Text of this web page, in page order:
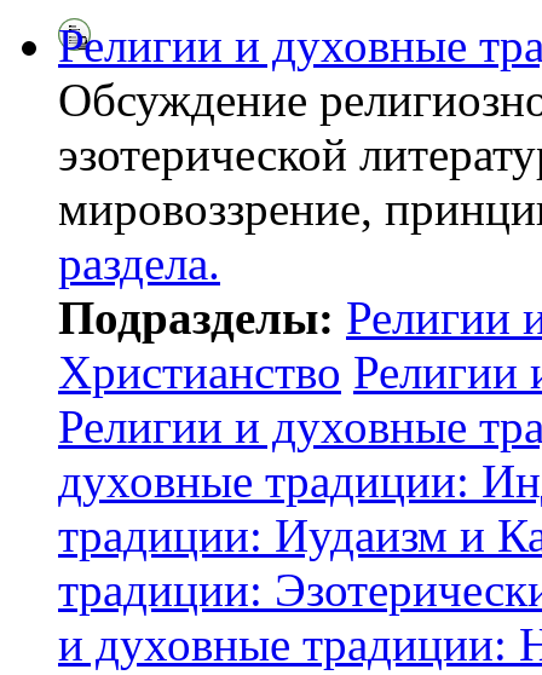
Религии и духовные
Обсуждение
эзотерической
мировоззрение,
раздела.
Подразделы: Религии
Христианство Религии
Религии и духовные
духовные традиции:
традиции: Иудаизм и
традиции:
и духовные традиции: